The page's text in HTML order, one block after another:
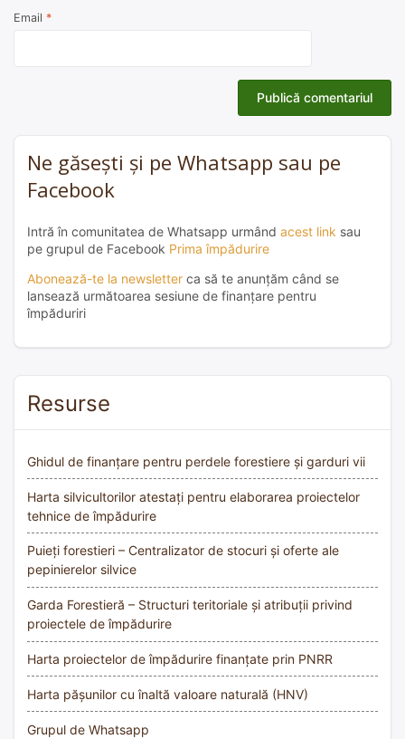
Email *
Ne găsești și pe Whatsapp sau pe
Facebook
Intră în comunitatea de Whatsapp urmând acest link sau
pe grupul de Facebook Prima împădurire
Abonează-te la newsletter ca să te anunțăm când se
lansează următoarea sesiune de finanțare pentru
împăduriri
Resurse
Ghidul de finanțare pentru perdele forestiere și garduri vii
Harta silvicultorilor atestați pentru elaborarea proiectelor
tehnice de împădurire
Puieți forestieri – Centralizator de stocuri și oferte ale
pepinierelor silvice
Garda Forestieră – Structuri teritoriale și atribuții privind
proiectele de împădurire
Harta proiectelor de împădurire finanțate prin PNRR
Harta pășunilor cu înaltă valoare naturală (HNV)
Grupul de Whatsapp